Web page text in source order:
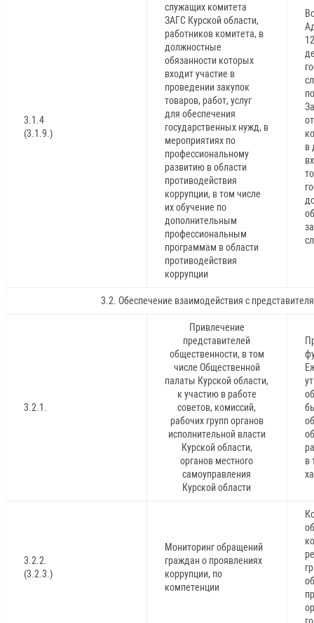
3.1.4
(3.1.9.)
служащих комитета
ЗАГС Курской области,
работников комитета, в
должностные
обязанности которых
входит участие в
проведении закупок
товаров, работ, услуг
для обеспечения
государственных нужд, в
мероприятиях по
профессиональному
развитию в области
противодействия
коррупции, в том числе
их обучение по
дополнительным
профессиональным
программам в области
противодействия
коррупции
в
3.2. Обеспечение взаимодействия с
3.2.1.
Привлечение
представителей
общественности, в том
числе Общественной
палаты Курской области,
к участию в работе
советов, комиссий,
рабочих групп органов
исполнительной власти
Курской области,
органов местного
самоуправления
Курской области
в
3.2.2.
(3.2.3.)
Мониторинг обращений
граждан о проявлениях
коррупции, по
компетенции